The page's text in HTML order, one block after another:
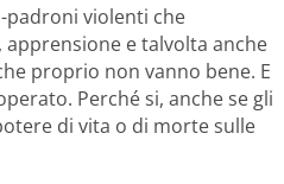
padroni violenti che
e talvolta anche
proprio non vanno bene. E
Perché si, anche se gli
di vita o di morte sulle